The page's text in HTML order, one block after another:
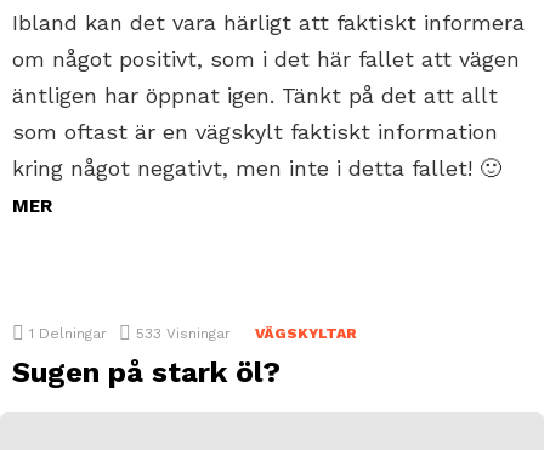
Ibland kan det vara härligt att faktiskt informera
om något positivt, som i det här fallet att vägen
äntligen har öppnat igen. Tänkt på det att allt
som oftast är en vägskylt faktiskt information
kring något negativt, men inte i detta fallet! 🙂
MER
1 Delningar 533 Visningar VÄGSKYLTAR
Sugen på stark öl?